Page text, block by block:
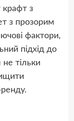
крафт з
з прозорим
фактори,
підхід до
тільки